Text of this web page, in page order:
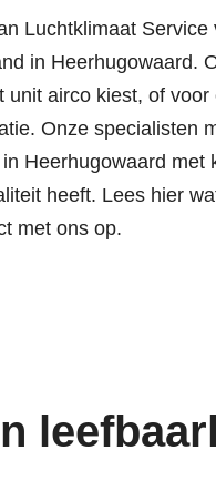
Luchtklimaat Service
in Heerhugowaard.
unit airco kiest, of
Onze specialisten
Heerhugowaard met
heeft. Lees hier
met ons op.